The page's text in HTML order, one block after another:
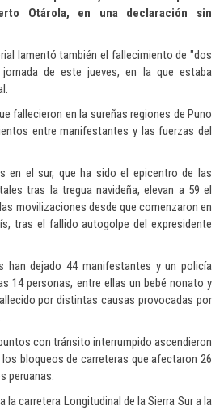
Otárola, en una declaración sin
lamentó también el fallecimiento de "dos
de este jueves, en la que estaba
fallecieron en la sureñas regiones de Puno
entre manifestantes y las fuerzas del
en el sur, que ha sido el epicentro de las
tras la tregua navideña, elevan a 59 el
movilizaciones desde que comenzaron en
tras el fallido autogolpe del expresidente
han dejado 44 manifestantes y un policía
14 personas, entre ellas un bebé nonato y
por distintas causas provocadas por
con tránsito interrumpido ascendieron
bloqueos de carreteras que afectaron 26
peruanas.
la carretera Longitudinal de la Sierra Sur a la